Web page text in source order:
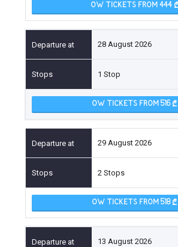
OW TICKETS FROM 444
28 August 2026
1 Stop
OW TICKETS FROM 516
29 August 2026
2 Stops
OW TICKETS FROM 518
13 August 2026